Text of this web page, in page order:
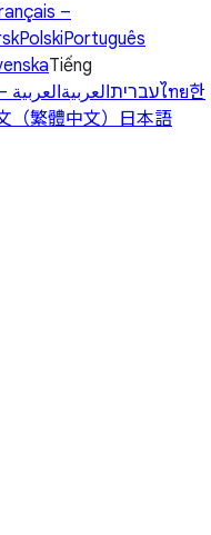
–
PolskiPortuguês
Tiếng
עבריתالعربية ไทย한
（繁體中文） 日本語